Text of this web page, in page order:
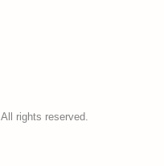
rights reserved.